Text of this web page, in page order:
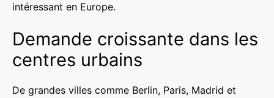
intéressant en Europe.
Demande croissante dans les
centres urbains
De grandes villes comme Berlin, Paris, Madrid et